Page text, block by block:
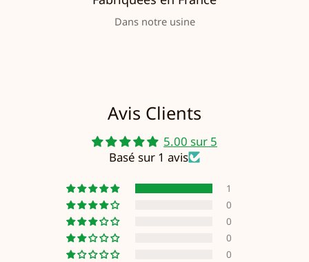
Dans notre usine
Avis Clients
5.00 sur 5
Basé sur 1 avis
1
0
0
0
0